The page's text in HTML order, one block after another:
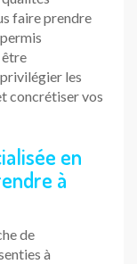
faire prendre
être
les
concrétiser vos
en
à
de
à